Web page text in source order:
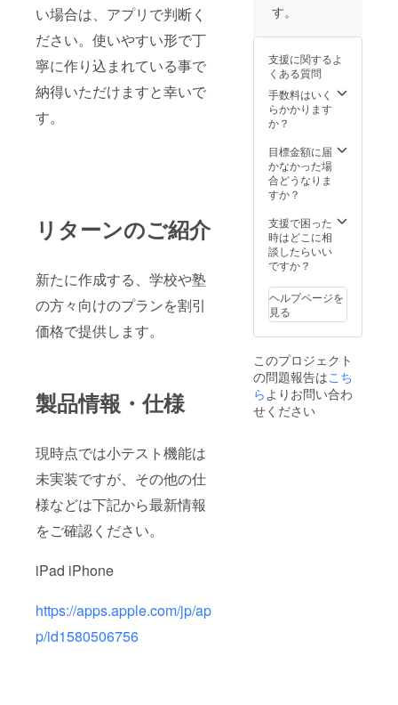
い場合は、アプリで判断く
ださい。使いやすい形で丁
寧に作り込まれている事で
納得いただけますと幸いで
す。
リターンのご紹介
新たに作成する、学校や塾
の方々向けのプランを割引
価格で提供します。
製品情報・仕様
現時点では小テスト機能は
未実装ですが、その他の仕
様などは下記から最新情報
をご確認ください。
iPad iPhone
https://apps.apple.com/jp/ap
p/id1580506756
す。
支援に関するよ
くある質問
手数料はいく
らかかります
か？
目標金額に届
かなかった場
合どうなりま
すか？
支援で困った
時はどこに相
談したらいい
ですか？
ヘルプページを
見る
このプロジェクト
の問題報告はこち
ら よりお問い合わ
せください